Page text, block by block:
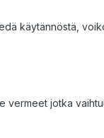
käytännöstä,
vermeet jotka